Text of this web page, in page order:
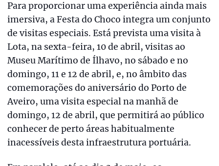
Para proporcionar uma experiência ainda mais
imersiva, a Festa do Choco integra um conjunto
de visitas especiais. Está prevista uma visita à
Lota, na sexta-feira, 10 de abril, visitas ao
Museu Marítimo de Ílhavo, no sábado e no
domingo, 11 e 12 de abril, e, no âmbito das
comemorações do aniversário do Porto de
Aveiro, uma visita especial na manhã de
domingo, 12 de abril, que permitirá ao público
conhecer de perto áreas habitualmente
inacessíveis desta infraestrutura portuária.